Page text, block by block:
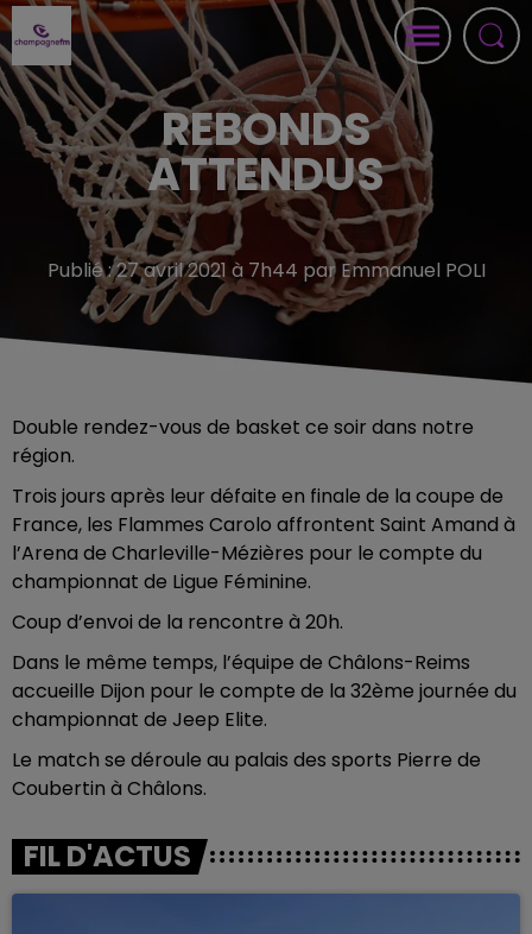
REBONDS
ATTENDUS
Publié : 27 avril 2021 à 7h44 par Emmanuel POLI
Double rendez-vous de basket ce soir dans notre
région.
Trois jours après leur défaite en finale de la coupe de
France, les Flammes Carolo affrontent Saint Amand à
l’Arena de Charleville-Mézières pour le compte du
championnat de Ligue Féminine.
Coup d’envoi de la rencontre à 20h.
Dans le même temps, l’équipe de Châlons-Reims
accueille Dijon pour le compte de la 32ème journée du
championnat de Jeep Elite.
Le match se déroule au palais des sports Pierre de
Coubertin à Châlons.
FIL D'ACTUS